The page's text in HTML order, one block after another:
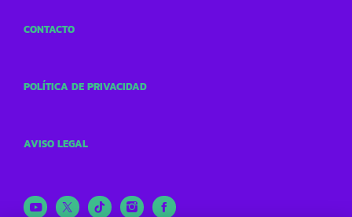
CONTACTO
POLÍTICA DE PRIVACIDAD
AVISO LEGAL